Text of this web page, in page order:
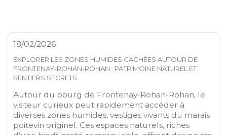
18/02/2026
EXPLORER LES ZONES HUMIDES CACHÉES AUTOUR DE
FRONTENAY-ROHAN-ROHAN : PATRIMOINE NATUREL ET
SENTIERS SECRETS
Autour du bourg de Frontenay-Rohan-Rohan, le
visiteur curieux peut rapidement accéder à
diverses zones humides, vestiges vivants du marais
poitevin originel. Ces espaces naturels, riches